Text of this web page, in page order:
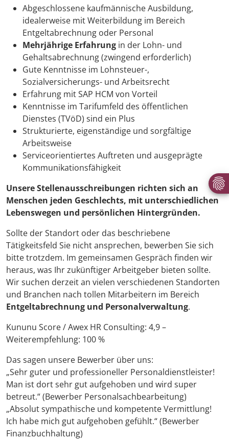
Abgeschlossene kaufmännische Ausbildung,
idealerweise mit Weiterbildung im Bereich
Entgeltabrechnung oder Personal
Mehrjährige Erfahrung in der Lohn- und
Gehaltsabrechnung (zwingend erforderlich)
Gute Kenntnisse im Lohnsteuer-,
Sozialversicherungs- und Arbeitsrecht
Erfahrung mit SAP HCM von Vorteil
Kenntnisse im Tarifumfeld des öffentlichen
Dienstes (TVöD) sind ein Plus
Strukturierte, eigenständige und sorgfältige
Arbeitsweise
Serviceorientiertes Auftreten und ausgeprägte
Kommunikationsfähigkeit
Unsere Stellenausschreibungen richten sich an
Menschen jeden Geschlechts, mit unterschiedlichen
Lebenswegen und persönlichen Hintergründen.
Sollte der Standort oder das beschriebene
Tätigkeitsfeld Sie nicht ansprechen, bewerben Sie sich
bitte trotzdem. Im gemeinsamen Gespräch finden wir
heraus, was Ihr zukünftiger Arbeitgeber bieten sollte.
Wir suchen derzeit an vielen verschiedenen Standorten
und Branchen nach tollen Mitarbeitern im Bereich
Entgeltabrechnung und Personalverwaltung.
Kununu Score / Awex HR Consulting: 4,9 –
Weiterempfehlung: 100 %
Das sagen unsere Bewerber über uns:
„Sehr guter und professioneller Personaldienstleister!
Man ist dort sehr gut aufgehoben und wird super
betreut.“ (Bewerber Personalsachbearbeitung)
„Absolut sympathische und kompetente Vermittlung!
Ich habe mich gut aufgehoben gefühlt.“ (Bewerber
Finanzbuchhaltung)